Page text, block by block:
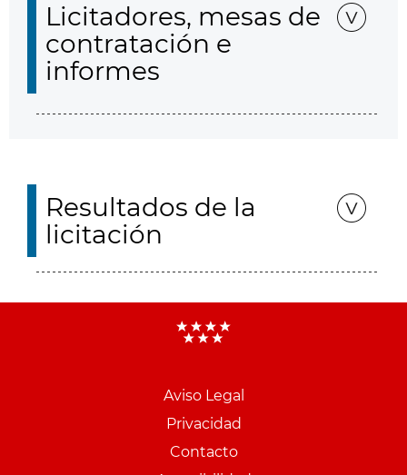
Licitadores, mesas de
contratación e
informes
Resultados de la
licitación
Aviso Legal
Privacidad
Contacto